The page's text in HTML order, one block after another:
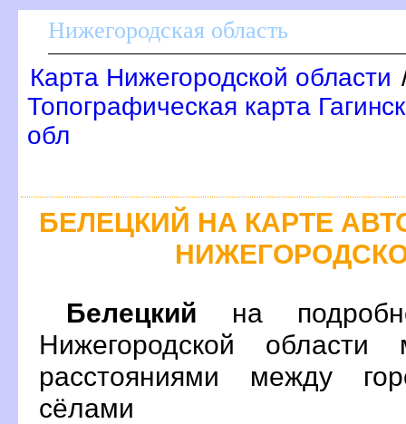
Нижегородская область
Карта Нижегородской области
Топографическая карта
обл
БЕЛЕЦКИЙ НА КАРТЕ
Белецкий на
Нижегородской
расстояниями между
сёлами